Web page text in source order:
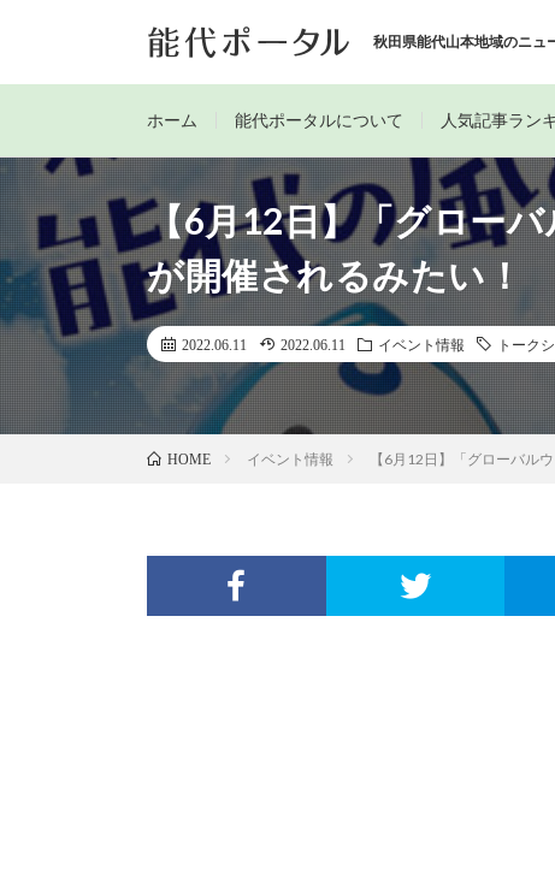
秋田県能代山本地域のニュ
ホーム 能代ポータルについて 人気記事ラン
【6月12日】「グロー
が開催されるみたい！
2022.06.11 2022.06.11 イベント情報 トーク
HOME イベント情報 【6月12日】「グローバル